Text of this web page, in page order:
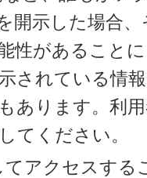
開示した場合
性があること
されている情
あります。利
てください。
アクセスする